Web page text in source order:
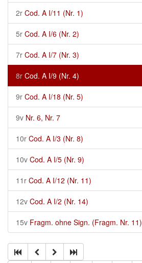
2r Cod. A I/11 (Nr. 1)
5r Cod. A I/6 (Nr. 2)
7r Cod. A I/7 (Nr. 3)
8r Cod. A I/9 (Nr. 4)
9r Cod. A I/18 (Nr. 5)
9v Nr. 6, Nr. 7
10r Cod. A I/3 (Nr. 8)
10v Cod. A I/5 (Nr. 9)
11r Cod. A I/12 (Nr. 11)
12v Cod. A I/2 (Nr. 14)
15v Fragm. ohne Sign. (Fragm. Nr. 11)